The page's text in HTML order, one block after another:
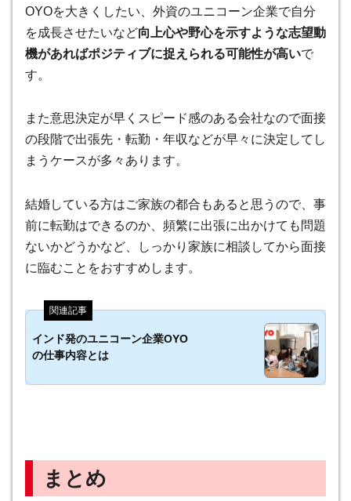
OYOを大きくしたい、外資のユニコーン企業で自分
を成長させたいなど向上心や野心を示すような志望動
機があればポジティブに捉えられる可能性が高いで
す。
また意思決定が早くスピード感のある会社なので面接
の段階で出張先・転勤・年収などが早々に決定してし
まうケースが多々あります。
結婚している方はご家族の都合もあると思うので、事
前に転勤はできるのか、頻繁に出張に出かけても問題
ないかどうかなど、しっかり家族に相談してから面接
に臨むことをおすすめします。
インド発のユニコーン企業OYO
の仕事内容とは
まとめ